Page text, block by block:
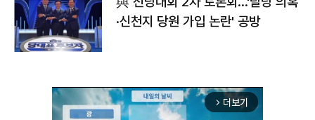
·신천지 당원 가입 논란' 공방
arrow_forward_ios 더보기